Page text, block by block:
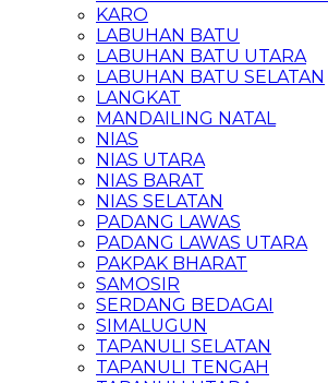
KARO
LABUHAN BATU
LABUHAN BATU UTARA
LABUHAN BATU SELATAN
LANGKAT
MANDAILING NATAL
NIAS
NIAS UTARA
NIAS BARAT
NIAS SELATAN
PADANG LAWAS
PADANG LAWAS UTARA
PAKPAK BHARAT
SAMOSIR
SERDANG BEDAGAI
SIMALUGUN
TAPANULI SELATAN
TAPANULI TENGAH